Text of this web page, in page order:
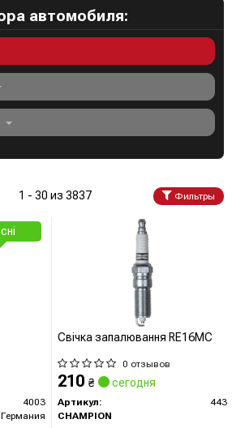
автомобиля:
1 - 30 из 3837 Фильтры
4003
Германия
Свічка запалювання RE16MC
0 отзывов
210 ₴ сегодня
Артикул:
443
CHAMPION